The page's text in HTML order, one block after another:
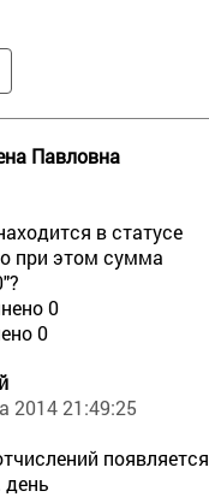
Павловна
в статусе
при этом сумма
0
0
2014 21:49:25
появляется
день